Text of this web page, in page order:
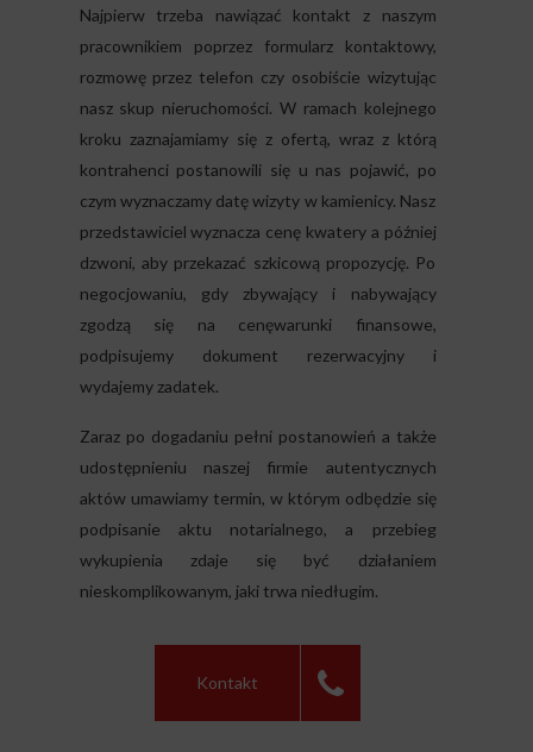
Najpierw trzeba nawiązać kontakt z naszym
pracownikiem poprzez formularz kontaktowy,
rozmowę przez telefon czy osobiście wizytując
nasz skup nieruchomości. W ramach kolejnego
kroku zaznajamiamy się z ofertą, wraz z którą
kontrahenci postanowili się u nas pojawić, po
czym wyznaczamy datę wizyty w kamienicy. Nasz
przedstawiciel wyznacza cenę kwatery a później
dzwoni, aby przekazać szkicową propozycję. Po
negocjowaniu, gdy zbywający i nabywający
zgodzą się na cenęwarunki finansowe,
podpisujemy dokument rezerwacyjny i
wydajemy zadatek.
Zaraz po dogadaniu pełni postanowień a także
udostępnieniu naszej firmie autentycznych
aktów umawiamy termin, w którym odbędzie się
podpisanie aktu notarialnego, a przebieg
wykupienia zdaje się być działaniem
nieskomplikowanym, jaki trwa niedługim.
Kontakt